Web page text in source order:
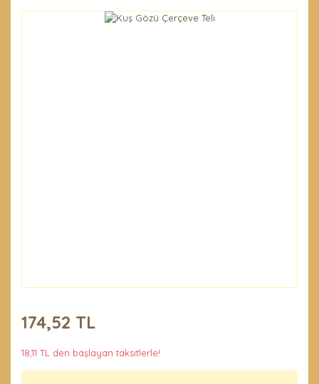
174,52 TL
18,11 TL den başlayan taksitlerle!